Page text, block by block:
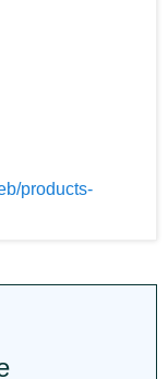
products-